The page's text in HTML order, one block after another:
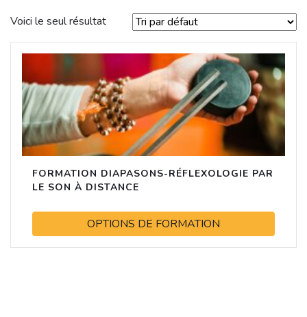
Voici le seul résultat
FORMATION DIAPASONS-RÉFLEXOLOGIE PAR
LE SON À DISTANCE
OPTIONS DE FORMATION